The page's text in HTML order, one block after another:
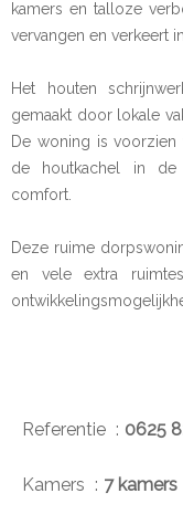
kamers en talloze
vervangen en verkeert
Het houten
gemaakt door lokale
De woning is voorzien
de houtkachel in de
comfort.
Deze ruime
en vele extra
Referentie 0625
Kamers 7 kamers